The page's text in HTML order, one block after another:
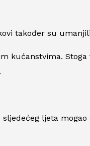
također su
kućanstvima.
ljeta